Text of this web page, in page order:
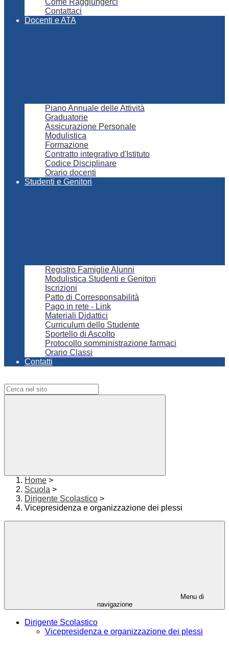
Come Raggiungerci
Contattaci
Docenti e ATA
Piano Annuale delle Attività
Graduatorie
Assicurazione Personale
Modulistica
Formazione
Contratto integrativo d'Istituto
Codice Disciplinare
Orario docenti
Studenti e Genitori
Registro Famiglie Alunni
Modulistica Studenti e Genitori
Iscrizioni
Patto di Corresponsabilità
Pago in rete - Link
Materiali Didattici
Curriculum dello Studente
Sportello di Ascolto
Protocollo somministrazione farmaci
Orario Classi
Contatti
Home >
Scuola >
Dirigente Scolastico >
Vicepresidenza e organizzazione dei plessi
Menu di
navigazione
Dirigente Scolastico
Vicepresidenza e organizzazione dei plessi